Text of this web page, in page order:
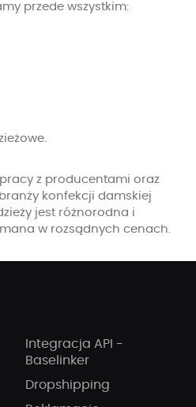
przede wszystkim:
z producentami oraz
konfekcji damskiej
jest różnorodna i
w rozsądnych cenach.
Integracja API -
Baselinker
Dropshipping